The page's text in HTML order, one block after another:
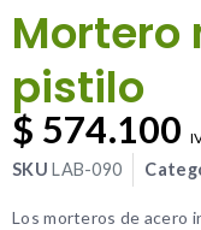
Mortero
pistilo
$ 574.100
SKULAB-090
Los morteros de acero